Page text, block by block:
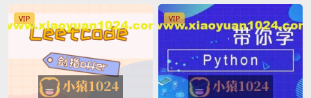
重收获 数据存取与...
是...
VIP VIP